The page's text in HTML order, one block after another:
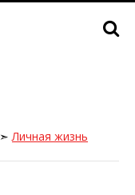
➣Личная жизнь